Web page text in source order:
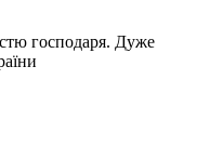
господаря. Дуже